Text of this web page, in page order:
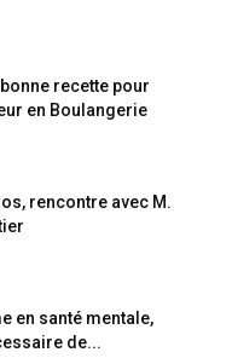
bonne recette pour
en Boulangerie
rencontre avec M.
en santé mentale,
de...